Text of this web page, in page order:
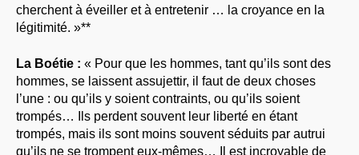
cherchent à éveiller et à entretenir … la croyance en la
légitimité. »**
La Boétie : « Pour que les hommes, tant qu’ils sont des
hommes, se laissent assujettir, il faut de deux choses
l’une : ou qu’ils y soient contraints, ou qu’ils soient
trompés… Ils perdent souvent leur liberté en étant
trompés, mais ils sont moins souvent séduits par autrui
qu’ils ne se trompent eux-mêmes… Il est incroyable de